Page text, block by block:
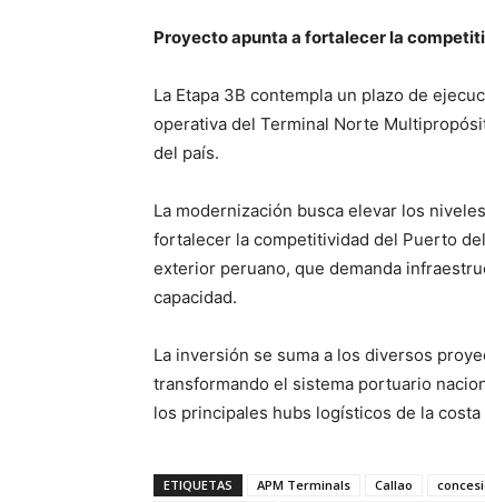
Proyecto apunta a fortalecer la
La Etapa 3B contempla un plazo de
operativa del Terminal Norte
del país.
La modernización busca elevar los
fortalecer la competitividad del Puerto
exterior peruano, que demanda
capacidad.
La inversión se suma a los diversos
transformando el sistema portuario
los principales hubs logísticos de la
ETIQUETAS APM Terminals Callao